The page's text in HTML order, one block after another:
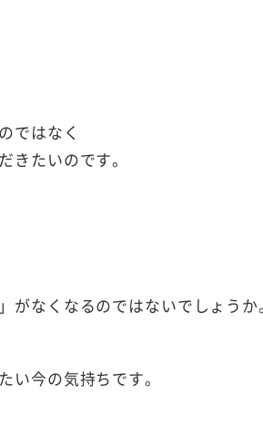
ではなく
きたいのです。
なくなるのではないでしょうか。
い今の気持ちです。